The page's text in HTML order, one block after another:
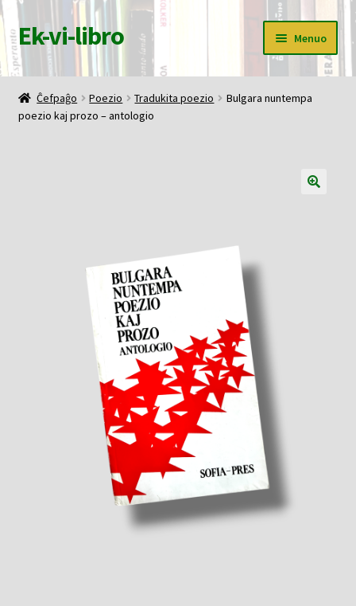
Pretersalti
al
navigado
Iri
rekte
al
la
enhavo
Ek-vi-libro Menuo
Ĉefpaĝo
Butiko
Ĉefpaĝo Poezio Tradukita poezio
Bulgara nuntempa
poezio kaj prozo – antologio